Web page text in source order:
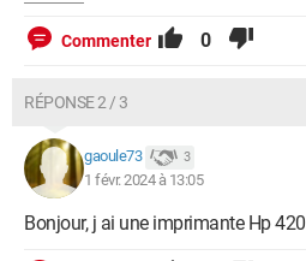
Commenter 0
RÉPONSE 2 / 3
gaoule73 3
1 févr. 2024 à 13:05
Bonjour, j ai une imprimante Hp